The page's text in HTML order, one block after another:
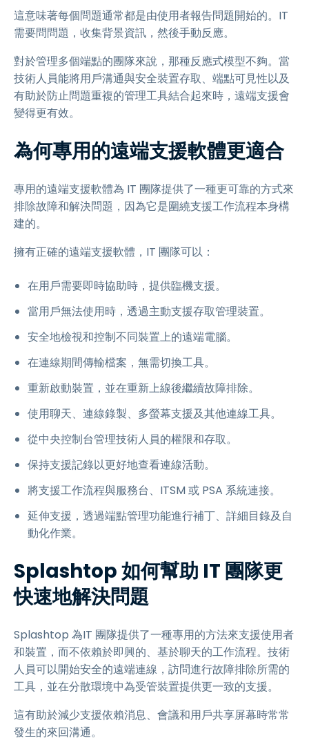
這意味著每個問題通常都是由使用者報告問題開始的。IT
需要問問題，收集背景資訊，然後手動反應。
對於管理多個端點的團隊來說，那種反應式模型不夠。當
技術人員能將用戶溝通與安全裝置存取、端點可見性以及
有助於防止問題重複的管理工具結合起來時，遠端支援會
變得更有效。
為何專用的遠端支援軟體更適合
專用的遠端支援軟體為 IT 團隊提供了一種更可靠的方式來
排除故障和解決問題，因為它是圍繞支援工作流程本身構
建的。
擁有正確的遠端支援軟體，IT 團隊可以：
在用戶需要即時協助時，提供臨機支援。
當用戶無法使用時，透過主動支援存取管理裝置。
安全地檢視和控制不同裝置上的遠端電腦。
在連線期間傳輸檔案，無需切換工具。
重新啟動裝置，並在重新上線後繼續故障排除。
使用聊天、連線錄製、多螢幕支援及其他連線工具。
從中央控制台管理技術人員的權限和存取。
保持支援記錄以更好地查看連線活動。
將支援工作流程與服務台、ITSM 或 PSA 系統連接。
延伸支援，透過端點管理功能進行補丁、詳細目錄及自
動化作業。
Splashtop 如何幫助 IT 團隊更
快速地解決問題
Splashtop 為IT 團隊提供了一種專用的方法來支援使用者
和裝置，而不依賴於即興的、基於聊天的工作流程。技術
人員可以開始安全的遠端連線，訪問進行故障排除所需的
工具，並在分散環境中為受管裝置提供更一致的支援。
這有助於減少支援依賴消息、會議和用戶共享屏幕時常常
發生的來回溝通。